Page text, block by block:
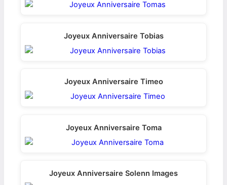
Joyeux Anniversaire Tobias
Joyeux Anniversaire Timeo
Joyeux Anniversaire Toma
Joyeux Anniversaire Solenn Images